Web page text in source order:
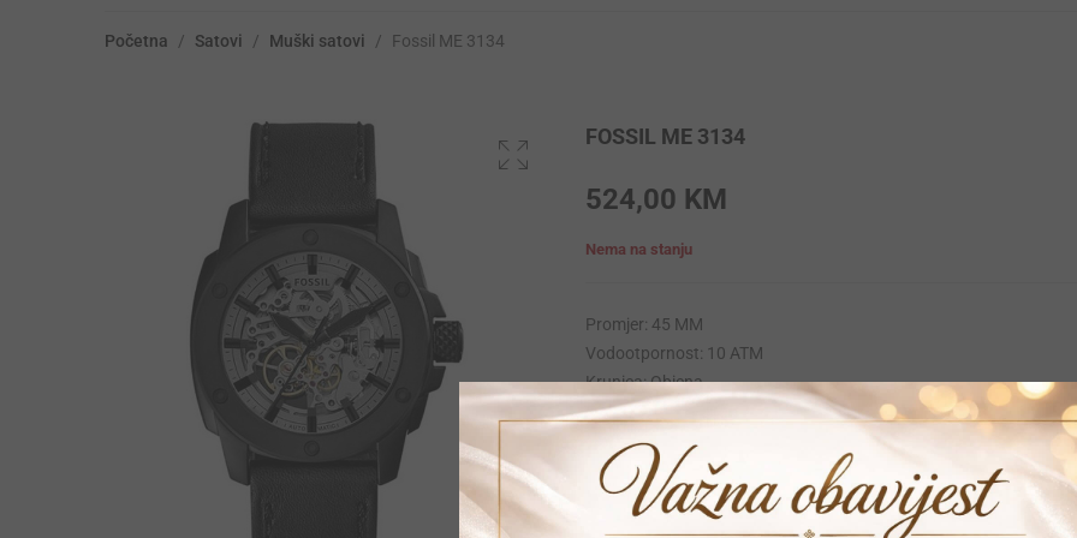
Početna / Satovi / Muški satovi / Fossil ME 3134
FOSSIL ME 3134
524,00 KM
Nema na stanju
Promjer: 45 MM
Vodootpornost: 10 ATM
Krunica: Obicna
Materija narukvice: Koza
Materijal kucista: Stainless-steel
Mehanizam: Automatic
Garancija: 24 mjeseca
Vrijeme dostave: 1-2 dana